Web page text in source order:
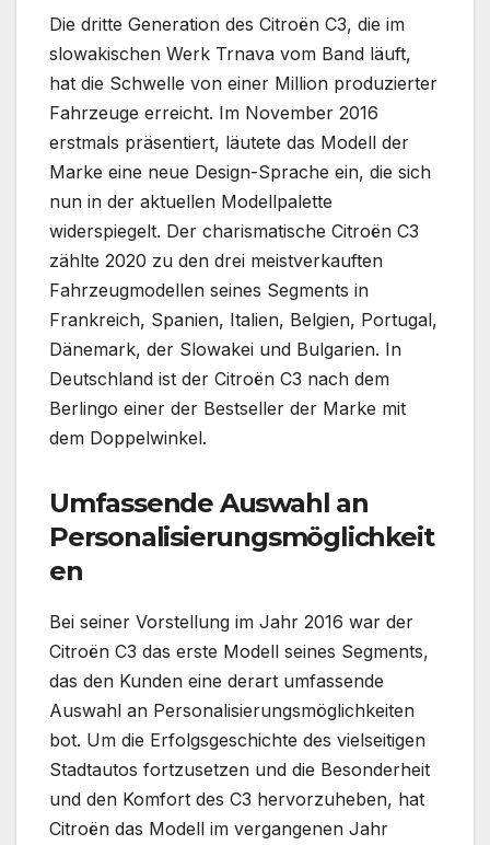
Die dritte Generation des Citroën C3, die im
slowakischen Werk Trnava vom Band läuft,
hat die Schwelle von einer Million produzierter
Fahrzeuge erreicht. Im November 2016
erstmals präsentiert, läutete das Modell der
Marke eine neue Design-Sprache ein, die sich
nun in der aktuellen Modellpalette
widerspiegelt. Der charismatische Citroën C3
zählte 2020 zu den drei meistverkauften
Fahrzeugmodellen seines Segments in
Frankreich, Spanien, Italien, Belgien, Portugal,
Dänemark, der Slowakei und Bulgarien. In
Deutschland ist der Citroën C3 nach dem
Berlingo einer der Bestseller der Marke mit
dem Doppelwinkel.
Umfassende Auswahl an
Personalisierungsmöglichkeit
en
Bei seiner Vorstellung im Jahr 2016 war der
Citroën C3 das erste Modell seines Segments,
das den Kunden eine derart umfassende
Auswahl an Personalisierungsmöglichkeiten
bot. Um die Erfolgsgeschichte des vielseitigen
Stadtautos fortzusetzen und die Besonderheit
und den Komfort des C3 hervorzuheben, hat
Citroën das Modell im vergangenen Jahr